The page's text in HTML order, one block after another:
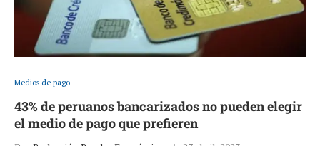
Medios de pago
43% de peruanos bancarizados no pueden elegir
el medio de pago que prefieren